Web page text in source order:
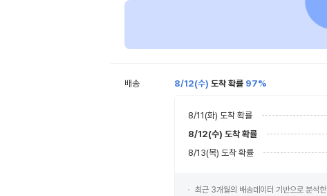
배송 8/12(수) 도착 확률 97%
8/11(화) 도착 확률
8/12(수) 도착 확률
8/13(목) 도착 확률
최근 3개월의 배송데이터 기반으로 분석한